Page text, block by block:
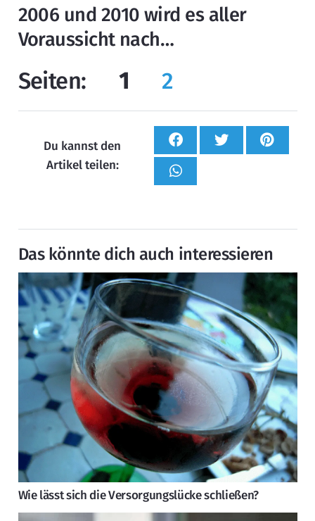
2006 und 2010 wird es aller
Voraussicht nach…
Seiten: 1 2
Du kannst den
Artikel teilen:
Das könnte dich auch interessieren
Wie lässt sich die Versorgungslücke schließen?